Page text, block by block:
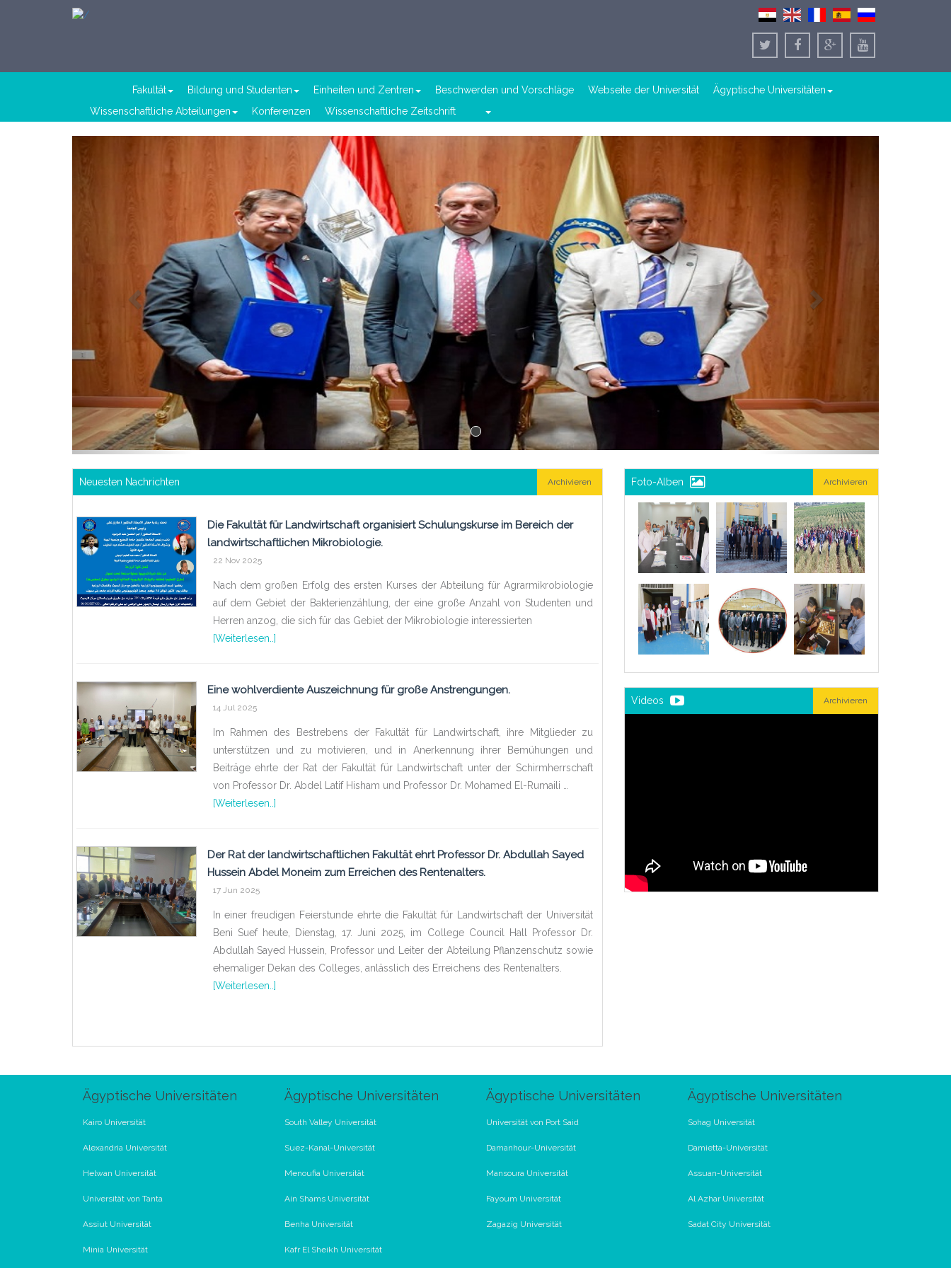
Fakultät Bildung und Studenten Einheiten und Zentren Beschwerden und Vorschläge Webseite der Universität
Ägyptische Universitäten
Wissenschaftliche Abteilungen
Konferenzen Wissenschaftliche Zeitschrift
Previous
Neuesten Nachrichten Archivieren
Die Fakultät für Landwirtschaft organisiert Schulungskurse im Bereich der
landwirtschaftlichen Mikrobiologie.
22 Nov 2025
Nach dem großen Erfolg des ersten Kurses der Abteilung für Agrarmikrobiologie
auf dem Gebiet der Bakterienzählung, der eine große Anzahl von Studenten und
Herren anzog, die sich für das Gebiet der Mikrobiologie interessierten
[Weiterlesen..]
Eine wohlverdiente Auszeichnung für große Anstrengungen.
14 Jul 2025
Im Rahmen des Bestrebens der Fakultät für Landwirtschaft, ihre Mitglieder zu
unterstützen und zu motivieren, und in Anerkennung ihrer Bemühungen und
Beiträge ehrte der Rat der Fakultät für Landwirtschaft unter der Schirmherrschaft
von Professor Dr. Abdel Latif Hisham und Professor Dr. Mohamed El-Rumaili …
[Weiterlesen..]
Der Rat der landwirtschaftlichen Fakultät ehrt Professor Dr. Abdullah Sayed
Hussein Abdel Moneim zum Erreichen des Rentenalters.
17 Jun 2025
In einer freudigen Feierstunde ehrte die Fakultät für Landwirtschaft der Universität
Beni Suef heute, Dienstag, 17. Juni 2025, im College Council Hall Professor Dr.
Abdullah Sayed Hussein, Professor und Leiter der Abteilung Pflanzenschutz sowie
ehemaliger Dekan des Colleges, anlässlich des Erreichens des Rentenalters.
[Weiterlesen..]
Foto-Alben Archivieren
Videos Archivieren
Ägyptische Universitäten
Kairo Universität
Alexandria Universität
Helwan Universität
Universität von Tanta
Assiut Universität
Minia Universität
Ägyptische Universitäten
South Valley Universität
Suez-Kanal-Universität
Menoufia Universität
Ain Shams Universität
Benha Universität
Kafr El Sheikh Universität
Ägyptische Universitäten
Universität von Port Said
Damanhour-Universität
Mansoura Universität
Fayoum Universität
Zagazig Universität
Ägyptische Universitäten
Sohag Universität
Damietta-Universität
Assuan-Universität
Al Azhar Universität
Sadat City Universität